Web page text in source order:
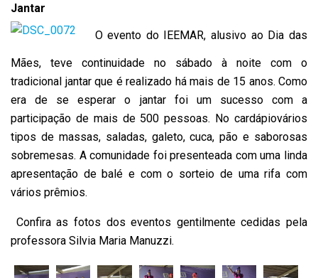
Jantar
O evento do IEEMAR, alusivo ao Dia das
Mães, teve continuidade no sábado à noite com o
tradicional jantar que é realizado há mais de 15 anos. Como
era de se esperar o jantar foi um sucesso com a
participação de mais de 500 pessoas. No cardápiovários
tipos de massas, saladas, galeto, cuca, pão e saborosas
sobremesas. A comunidade foi presenteada com uma linda
apresentação de balé e com o sorteio de uma rifa com
vários prêmios.
Confira as fotos dos eventos gentilmente cedidas pela
professora Silvia Maria Manuzzi.